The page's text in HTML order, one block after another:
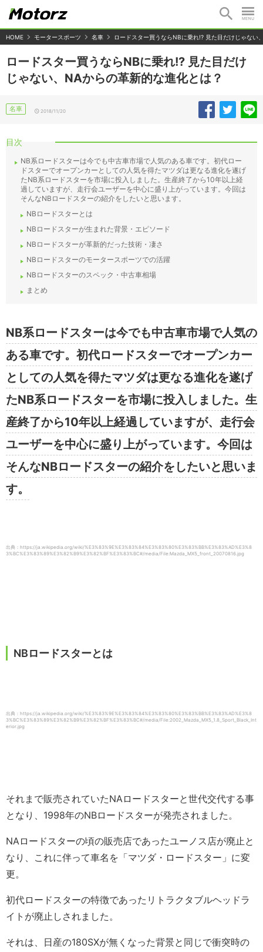
HOME モータースポーツ 名車 ロードスター買うならNBに乗れ!? 見た目だけじゃない
ロードスター買うならNBに乗れ!? 見た目だけ
じゃない、NAからの革新的な進化とは？
名車 2018/11/20
目次
NB系ロードスターは今でも中古車市場で人気のある車です。初代ロー
ドスターでオープンカーとしての人気を得たマツダは更なる進化を遂げ
たNB系ロードスターを市場に投入しました。生産終了から10年以上経
過していますが、走行会ユーザーを中心に盛り上がっています。今回は
そんなNBロードスターの紹介をしたいと思います。
NBロードスターとは
NBロードスターが生まれた背景・エピソード
NBロードスターが革新的だった技術・凄さ
NBロードスターのモータースポーツでの活躍
NBロードスターのスペック・中古車相場
まとめ
NB系ロードスターは今でも中古車市場で人気の
ある車です。初代ロードスターでオープンカー
としての人気を得たマツダは更なる進化を遂げ
たNB系ロードスターを市場に投入しました。生
産終了から10年以上経過していますが、走行会
ユーザーを中心に盛り上がっています。今回は
そんなNBロードスターの紹介をしたいと思いま
す。
出典：https://ja.wikipedia.org/wiki/%E3%83%9E%E3%83%84%E3%83%80%E3%83%BB%E3%83%AD%E3%8
3%BC%E3%83%89%E3%82%B9%E3%82%BF%E3%83%BC#/media/File:Mazda_MX5_front_20070816.jpg
NBロードスターとは
出典：https://ja.wikipedia.org/wiki/%E3%83%9E%E3%83%84%E3%83%80%E3%83%BB%E3%83%AD%E3%8
3%BC%E3%83%89%E3%82%B9%E3%82%BF%E3%83%BC#/media/File:2002_Mazda_MX5_1.8_Sport_Black_Int
erior.jpg
それまで販売されていたNAロードスターと世代交代する事
となり、1998年のNBロードスターが発売されました。
NAロードスターの頃の販売店であったユーノス店が廃止と
なり、これに伴って車名を「マツダ・ロードスター」に変
更。
初代ロードスターの特徴であったリトラクタブルヘッドラ
イトが廃止しされました。
それは、日産の180SXが無くなった背景と同じで衝突時の